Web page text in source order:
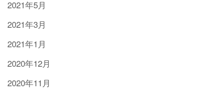
2021年5月
2021年3月
2021年1月
2020年12月
2020年11月